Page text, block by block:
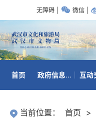
无障碍 微信
首页 政府信息公开 互动
当前位置： 首页 >